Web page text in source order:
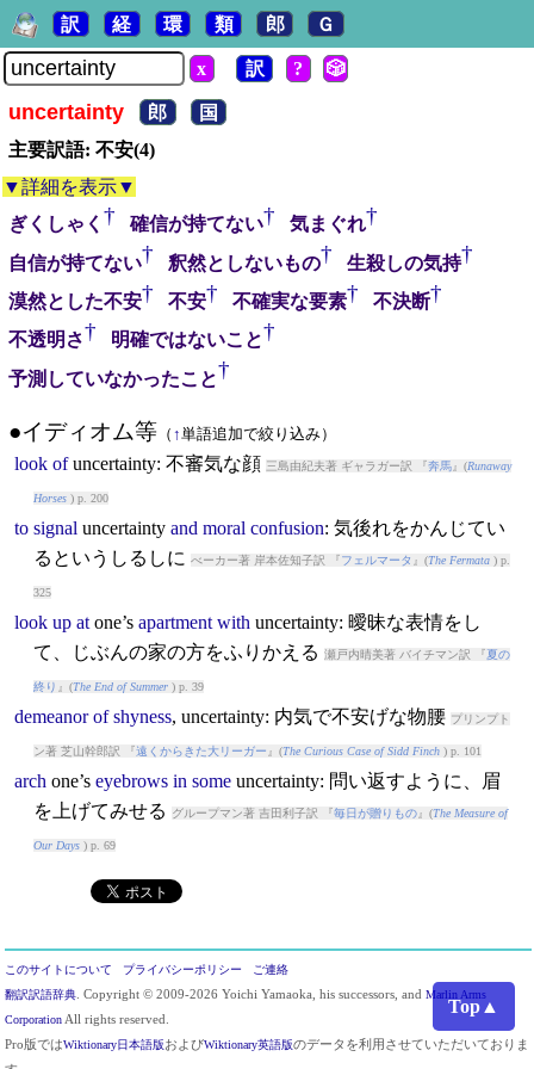
Top▲
訳 経 環 類 郎 Ｇ
x 訳 ? 🎲
uncertainty 郎
国
主要訳語: 不安(4)
▼詳細を表示▼
ぎくしゃく † 確信が持てない† 気まぐれ†
自信が持てない† 釈然としないもの† 生殺しの気持†
漠然とした不安† 不安† 不確実な要素† 不決断†
不透明さ† 明確ではないこと†
予測していなかったこと†
●イディオム等（ ↑単語追加で絞り込み）
look of uncertainty: 不審気な顔 三島由紀夫著 ギャラガー訳 『奔馬』(Runaway
Horses) p. 200
to signal uncertainty and moral confusion: 気後れをかんじてい
るというしるしに べーカー著 岸本佐知子訳 『フェルマータ 』(The Fermata) p.
325
look up atone’s apartment with uncertainty: 曖昧な表情をし
て、じぶんの家の方をふりかえる 瀬戸内晴美著 バイチマン訳 『夏の
終り 』(The End of Summer) p. 39
demeanor of shyness, uncertainty: 内気で不安げな物腰 プリンプト
ン著 芝山幹郎訳 『遠くからきた大リーガー 』(The Curious Case of Sidd Finch) p. 101
arch one’s eyebrows in some uncertainty: 問い返すように、眉
を上げてみせる
グループマン著 吉田利子訳 『毎日が贈りもの』(The Measure of
Our Days) p. 69
このサイトについて プライバシーポリシー
ご連絡
翻訳訳語辞典 . Copyright © 2009-2026 Yoichi Yamaoka, his successors, and Marlin Arms
Corporation All rights reserved.
Pro版ではWiktionary日本語版およびWiktionary英語版のデータを利用させていただいておりま